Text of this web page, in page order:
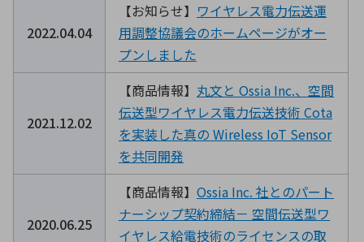
2022.04.04
【お知らせ】 ワイヤレス電力伝送運
用調整協議会のホームページがオー
プンしました
2021.12.02
【商品情報】 丸文と Ossia Inc.、空間
伝送型ワイヤレス電力伝送技術 Cota
を実装した真の Wireless IoT Sensor
を共同開発
2020.06.25
【商品情報】 Ossia Inc. 社とのパート
ナーシップ契約締結－ 空間伝送型ワ
イヤレス給電技術のライセンスの取